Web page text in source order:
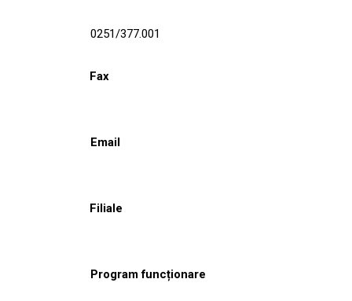
0251/377.001
Fax
Email
Filiale
Program funcționare